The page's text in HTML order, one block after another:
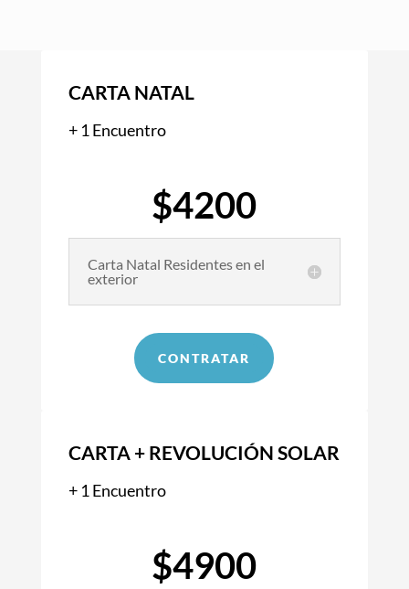
CARTA NATAL
+ 1 Encuentro
$4200
Carta Natal Residentes en el
exterior
CONTRATAR
CARTA + REVOLUCIÓN SOLAR
+ 1 Encuentro
$4900